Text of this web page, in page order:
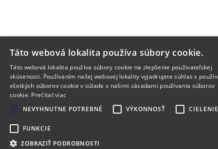
Táto webová lokalita používa súbory cookie.
Táto webová lokalita používa súbory cookie na zlepšenie používateľskej
skúsenosti. Používaním našej webovej lokality vyjadrujete súhlas s
všetkých súborov cookie v súlade s našimi zásadami používania súborov
cookie. Prečítať viac
NEVYHNUTNE POTREBNÉ
VÝKONNOSŤ CIELENIE
FUNKCIE
ZOBRAZIŤ PODROBNOSTI